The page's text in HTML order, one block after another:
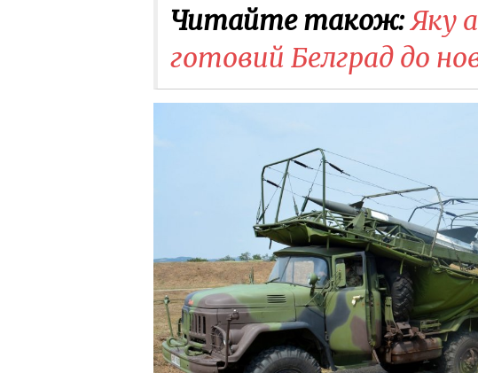
Читайте також:Яку
готовий Белград до